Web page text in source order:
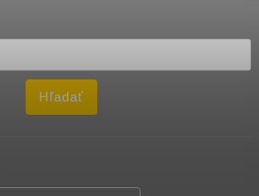
Hľadať